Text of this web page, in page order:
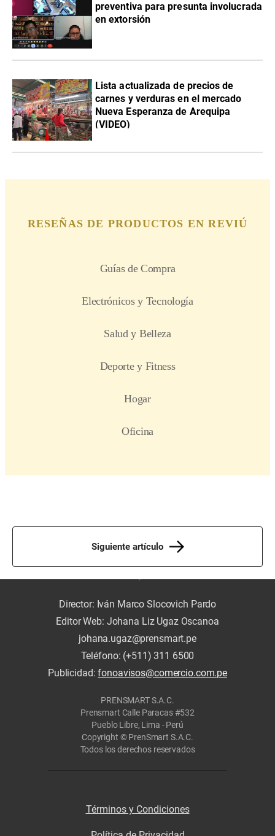
preventiva para presunta involucrada
en extorsión
Lista actualizada de precios de
carnes y verduras en el mercado
Nueva Esperanza de Arequipa
(VIDEO)
Siguiente artículo
Director: Iván Marco Slocovich Pardo
Editor Web: Johana Liz Ugaz Oscanoa
johana.ugaz@prensmart.pe
Teléfono: (+511) 311 6500
Publicidad:fonoavisos@comercio.com.pe
PRENSMART S.A.C.
Prensmart Calle Paracas #532
Pueblo Libre, Lima - Perú
Copyright © PrenSmart S.A.C.
Todos los derechos reservados
Términos y Condiciones